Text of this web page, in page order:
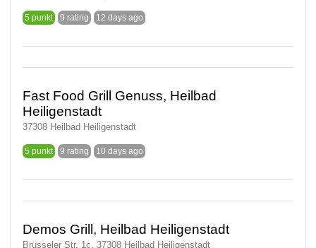
5 punkt 9 rating 12 days ago
Fast Food Grill Genuss, Heilbad
Heiligenstadt
37308 Heilbad Heiligenstadt
5 punkt 9 rating 10 days ago
Demos Grill, Heilbad Heiligenstadt
Brüsseler Str. 1c, 37308 Heilbad Heiligenstadt